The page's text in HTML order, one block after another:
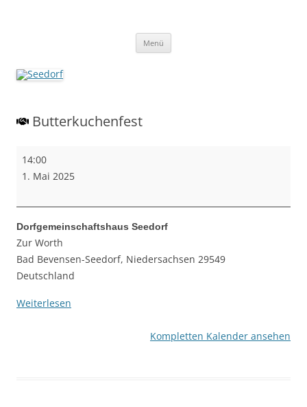
Menü
Butterkuchenfest
Butterkuchenfest
14:00
1. Mai 2025
Dorfgemeinschaftshaus Seedorf
Zur Worth
Bad Bevensen-Seedorf, Niedersachsen 29549
Deutschland
Weiterlesen
Kompletten Kalender ansehen